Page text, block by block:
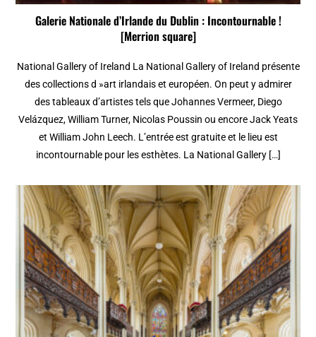
Galerie Nationale d’Irlande du Dublin : Incontournable !
[Merrion square]
National Gallery of Ireland La National Gallery of Ireland présente
des collections d »art irlandais et européen. On peut y admirer
des tableaux d’artistes tels que Johannes Vermeer, Diego
Velázquez, William Turner, Nicolas Poussin ou encore Jack Yeats
et William John Leech. L’entrée est gratuite et le lieu est
incontournable pour les esthètes. La National Gallery […]